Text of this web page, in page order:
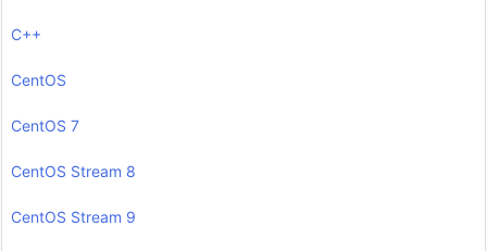
C++
CentOS
CentOS 7
CentOS Stream 8
CentOS Stream 9